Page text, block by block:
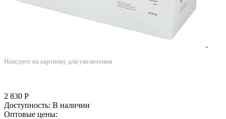
Наведите на картинку для увеличения
2 830 Р
Доступность: В наличии
Оптовые цены: